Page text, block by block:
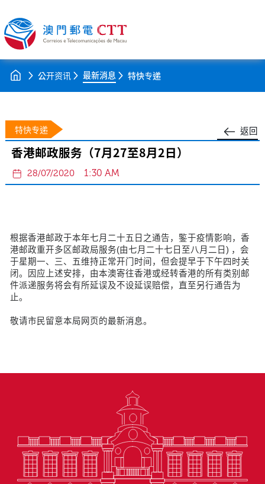
公开资讯 最新消息 特快专递
返回
特快专递
香港邮政服务（7月27至8月2日）
28/07/2020 1:30 AM
根据香港邮政于本年七月二十五日之通告，鍳于疫情影响，香
港邮政重开多区邮政局服务(由七月二十七日至八月二日) ，会
于星期一、三、五维持正常开门时间，但会提早于下午四时关
闭。因应上述安排，由本澳寄往香港或经转香港的所有类别邮
件派递服务将会有所延误及不设延误赔偿，直至另行通告为
止。
敬请市民留意本局网页的最新消息。